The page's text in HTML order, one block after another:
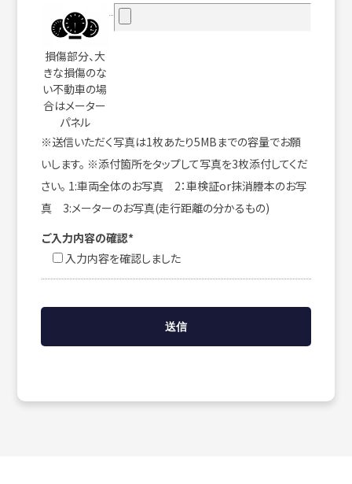
損傷部分、大
きな損傷のな
い不動車の場
合はメーター
パネル
※送信いただく写真は1枚あたり5MBまでの容量でお願
いします。 ※添付箇所をタップして写真を3枚添付してくだ
さい。 1:車両全体のお写真 2：車検証or抹消謄本のお写
真 3:メーターのお写真(走行距離の分かるもの)
ご入力内容の確認*
入力内容を確認しました